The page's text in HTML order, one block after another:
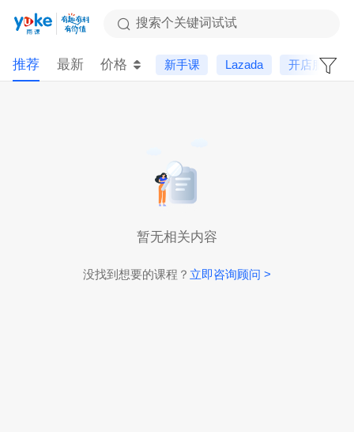
搜索个关键词试试
推荐 最新 价格 新手课 Lazada 开店服务
暂无相关内容
没找到想要的课程？ 立即咨询顾问 >